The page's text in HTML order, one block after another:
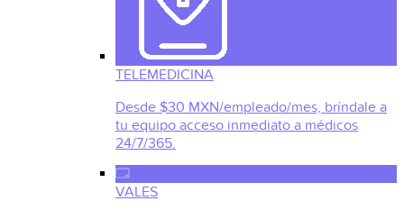
TELEMEDICINA
Desde $30 MXN/empleado/mes, bríndale a
tu equipo acceso inmediato a médicos
24/7/365.
VALES